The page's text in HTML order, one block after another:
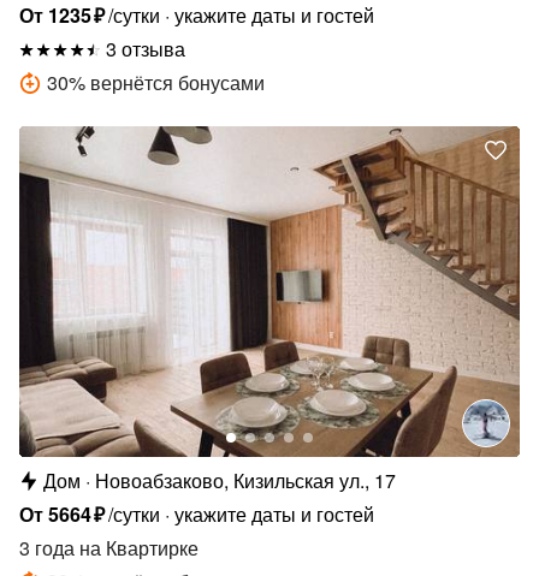
От 1235₽/сутки укажите даты и гостей
3 отзыва
30% вернётся бонусами
Дом
Новоабзаково, Кизильская ул., 17
От5664₽/сутки укажите даты и гостей
3 года на Квартирке